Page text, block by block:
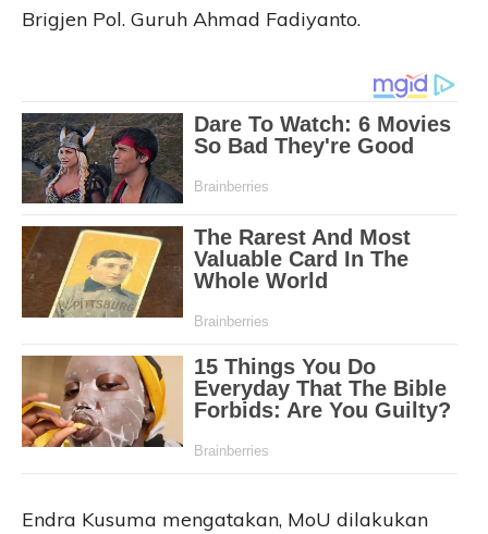
Brigjen Pol. Guruh Ahmad Fadiyanto.
Endra Kusuma mengatakan, MoU dilakukan